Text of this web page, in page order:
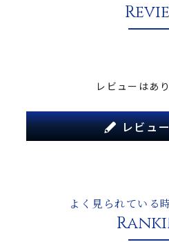
レビューはあ
レビュ
よく見られている